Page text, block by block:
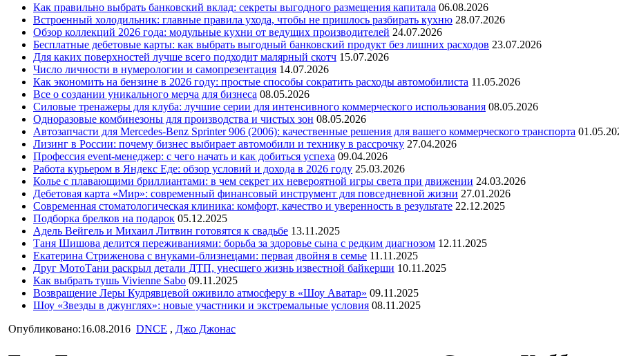
Как правильно выбрать банковский вклад: секреты выгодного размещения капитала 06.08.2026
Встроенный холодильник: главные правила ухода, чтобы не пришлось разбирать кухню 28.07.2026
Обзор коллекций 2026 года: модульные кухни от ведущих производителей 24.07.2026
Бесплатные дебетовые карты: как выбрать выгодный банковский продукт без лишних расходов 23.07.2026
Для каких поверхностей лучше всего подходит малярный скотч 15.07.2026
Число личности в нумерологии и самопрезентация 14.07.2026
Как экономить на бензине в 2026 году: простые способы сократить расходы автомобилиста 11.05.2026
Все о создании уникального мерча для бизнеса 08.05.2026
Силовые тренажеры для клуба: лучшие серии для интенсивного коммерческого использования 08.05.2026
Одноразовые комбинезоны для производства и чистых зон 08.05.2026
Автозапчасти для Mercedes-Benz Sprinter 906 (2006): качественные решения для вашего коммерческого транспорта
Лизинг в России: почему бизнес выбирает автомобили и технику в рассрочку 27.04.2026
Профессия event-менеджер: с чего начать и как добиться успеха 09.04.2026
Работа курьером в Яндекс Еде: обзор условий и дохода в 2026 году 25.03.2026
Колье с плавающими бриллиантами: в чем секрет их невероятной игры света при движении 24.03.2026
Дебетовая карта «Мир»: современный финансовый инструмент для повседневной жизни 27.01.2026
Современная стоматологическая клиника: комфорт, качество и уверенность в результате 22.12.2025
Подборка брелков на подарок 05.12.2025
Адель Вейгель и Михаил Литвин готовятся к свадьбе 13.11.2025
Таня Шишова делится переживаниями: борьба за здоровье сына с редким диагнозом 12.11.2025
Екатерина Стриженова с внуками-близнецами: первая двойня в семье 11.11.2025
Друг МотоТани раскрыл детали ДТП, унесшего жизнь известной байкерши 10.11.2025
Как выбрать тушь Vivienne Sabo 09.11.2025
Возвращение Леры Кудрявцевой оживило атмосферу в «Шоу Аватар» 09.11.2025
Шоу «Звезды в джунглях»: новые участники и экстремальные условия 08.11.2025
Опубликовано:16.08.2016 DNCE , Джо Джонас